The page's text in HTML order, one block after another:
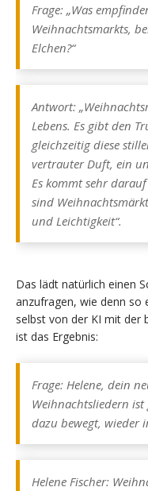
Frage: „Was
Weihnachtsmarkts,
Elchen?“
Antwort:
Lebens. Es gibt den
gleichzeitig diese
vertrauter Duft, ein
Es kommt sehr
sind
und Leichtigkeit“.
Das lädt natürlich einen
anzufragen, wie denn so
selbst von der KI mit der
ist das Ergebnis:
Frage: Helene, dein
Weihnachtsliedern ist
dazu bewegt, wieder
Helene Fischer: